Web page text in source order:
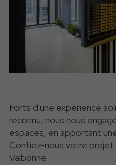
Forts d'une expérience
reconnu, nous nous
espaces, en apportant
Confiez-nous votre projet
Valbonne.